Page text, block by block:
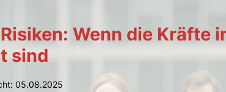
Wenn die Kräfte
sind
05.08.2025